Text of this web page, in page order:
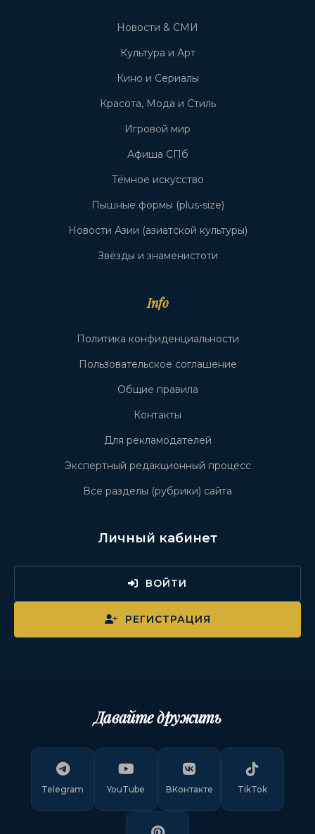
Новости & СМИ
Культура и Арт
Кино и Сериалы
Красота, Мода и Стиль
Игровой мир
Афиша СПб
Тёмное искусство
Пышные формы (plus-size)
Новости Азии (азиатской культуры)
Звёзды и знаменистоти
Info
Политика конфиденциальности
Пользовательское соглашение
Общие правила
Контакты
Для рекламодателей
Экспертный редакционный процесс
Все разделы (рубрики) сайта
Личный кабинет
ВОЙТИ
РЕГИСТРАЦИЯ
Давайте дружить
Telegram YouTube ВКонтакте TikTok